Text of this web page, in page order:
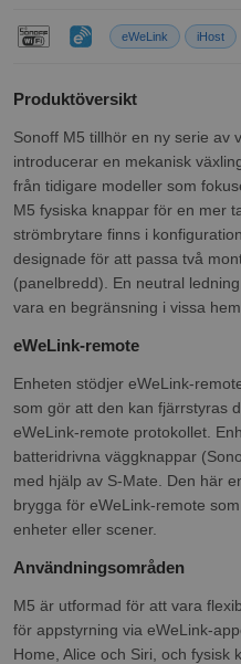
eWeLink iHost
Produktöversikt
Sonoff M5 tillhör en ny serie av
introducerar en mekanisk
från tidigare modeller som
M5 fysiska knappar för en mer
strömbrytare finns i
designade för att passa två
(panelbredd). En neutral
vara en begränsning i vissa hem.
eWeLink-remote
Enheten stödjer eWeLink-
som gör att den kan fjärrstyras
eWeLink-remote protokollet.
batteridrivna väggknappar
med hjälp av S-Mate. Den här
brygga för eWeLink-remote
enheter eller scener.
Användningsområden
M5 är utformad för att vara
för appstyrning via eWeLink-
Home, Alice och Siri, och fysisk